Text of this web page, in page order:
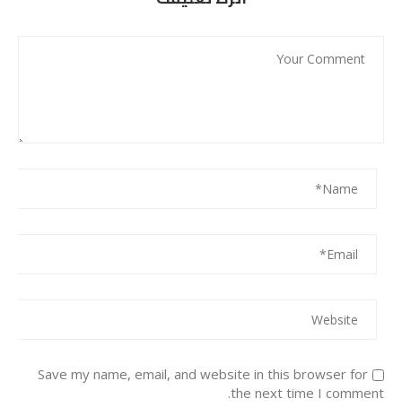
Save my name, email, and website in this browser for
the next time I comment.